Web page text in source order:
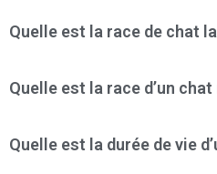
Quelle est la race de chat
Quelle est la race d’un chat
Quelle est la durée de vie